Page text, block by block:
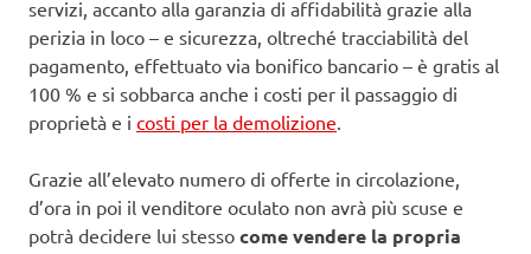
servizi, accanto alla garanzia di affidabilità grazie alla
perizia in loco – e sicurezza, oltreché tracciabilità del
pagamento, effettuato via bonifico bancario – è gratis al
100 % e si sobbarca anche i costi per il passaggio di
proprietà e i costi per la demolizione
Grazie all’elevato numero di offerte in circolazione,
d’ora in poi il venditore oculato non avrà più scuse e
potrà decidere lui stesso come vendere la propria